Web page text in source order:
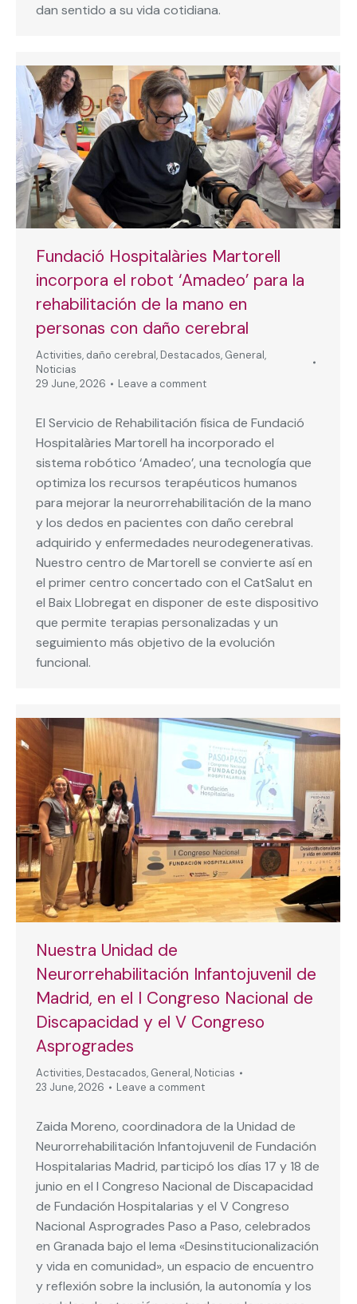
dan sentido a su vida cotidiana.
Fundació Hospitalàries Martorell
incorpora el robot ‘Amadeo’ para la
rehabilitación de la mano en
personas con daño cerebral
Activities, daño cerebral, Destacados, General,
Noticias
29 June, 2026
Leave a comment
El Servicio de Rehabilitación física de Fundació
Hospitalàries Martorell ha incorporado el
sistema robótico ‘Amadeo’, una tecnología que
optimiza los recursos terapéuticos humanos
para mejorar la neurorrehabilitación de la mano
y los dedos en pacientes con daño cerebral
adquirido y enfermedades neurodegenerativas.
Nuestro centro de Martorell se convierte así en
el primer centro concertado con el CatSalut en
el Baix Llobregat en disponer de este dispositivo
que permite terapias personalizadas y un
seguimiento más objetivo de la evolución
funcional.
Nuestra Unidad de
Neurorrehabilitación Infantojuvenil de
Madrid, en el I Congreso Nacional de
Discapacidad y el V Congreso
Asprogrades
Activities, Destacados, General, Noticias
23 June, 2026
Leave a comment
Zaida Moreno, coordinadora de la Unidad de
Neurorrehabilitación Infantojuvenil de Fundación
Hospitalarias Madrid, participó los días 17 y 18 de
junio en el I Congreso Nacional de Discapacidad
de Fundación Hospitalarias y el V Congreso
Nacional Asprogrades Paso a Paso, celebrados
en Granada bajo el lema «Desinstitucionalización
y vida en comunidad», un espacio de encuentro
y reflexión sobre la inclusión, la autonomía y los